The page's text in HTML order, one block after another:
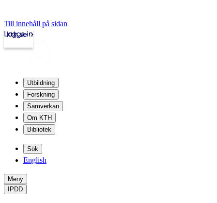
Till innehåll på sidan
kth.se
Logga in
Utbildning
Forskning
Samverkan
Om KTH
Bibliotek
Sök
English
Meny
IPDD